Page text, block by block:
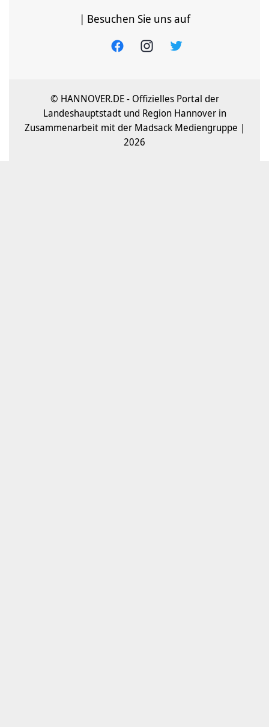
| Besuchen Sie uns auf
© HANNOVER.DE - Offizielles Portal der
Landeshauptstadt und Region Hannover in
Zusammenarbeit mit der Madsack Mediengruppe |
2026